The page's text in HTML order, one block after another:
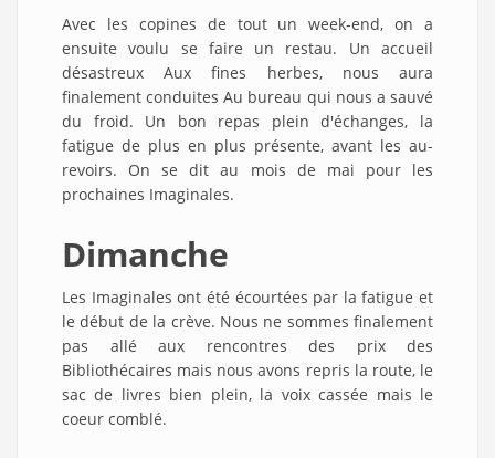
Avec les copines de tout un week-end, on a
ensuite voulu se faire un restau. Un accueil
désastreux Aux fines herbes, nous aura
finalement conduites Au bureau qui nous a sauvé
du froid. Un bon repas plein d'échanges, la
fatigue de plus en plus présente, avant les au-
revoirs. On se dit au mois de mai pour les
prochaines Imaginales.
Dimanche
Les Imaginales ont été écourtées par la fatigue et
le début de la crève. Nous ne sommes finalement
pas allé aux rencontres des prix des
Bibliothécaires mais nous avons repris la route, le
sac de livres bien plein, la voix cassée mais le
coeur comblé.